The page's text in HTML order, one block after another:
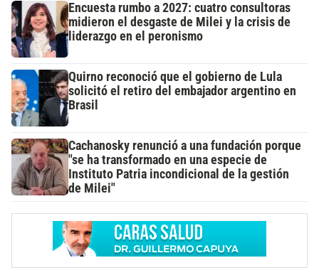
Encuesta rumbo a 2027: cuatro consultoras
midieron el desgaste de Milei y la crisis de
liderazgo en el peronismo
Quirno reconoció que el gobierno de Lula
solicitó el retiro del embajador argentino en
Brasil
Cachanosky renunció a una fundación porque
"se ha transformado en una especie de
Instituto Patria incondicional de la gestión
de Milei"